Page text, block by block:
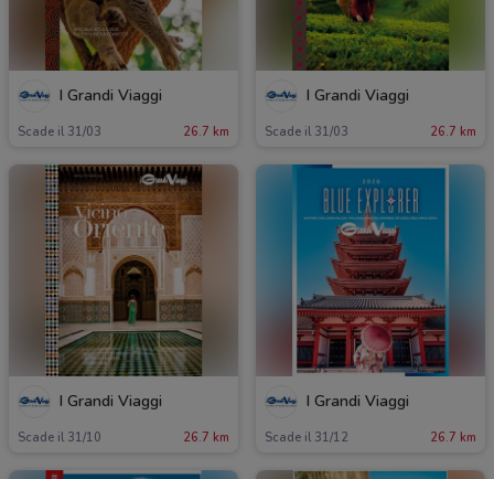
I Grandi Viaggi
Scade il 31/03 26.7 km
I Grandi Viaggi
Scade il 31/03 26.7 km
I Grandi Viaggi
Scade il 31/10 26.7 km
I Grandi Viaggi
Scade il 31/12 26.7 km